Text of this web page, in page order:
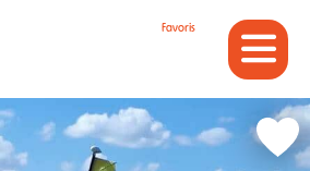
Favoris